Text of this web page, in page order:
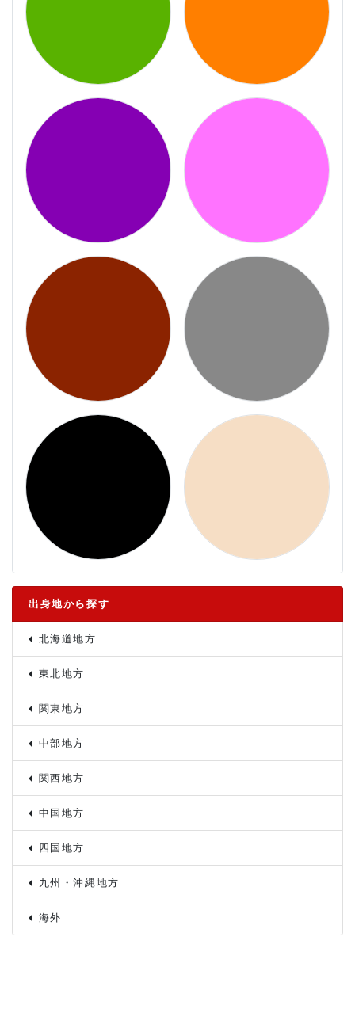
出身地から探す
北海道地方
東北地方
関東地方
中部地方
関西地方
中国地方
四国地方
九州・沖縄地方
海外